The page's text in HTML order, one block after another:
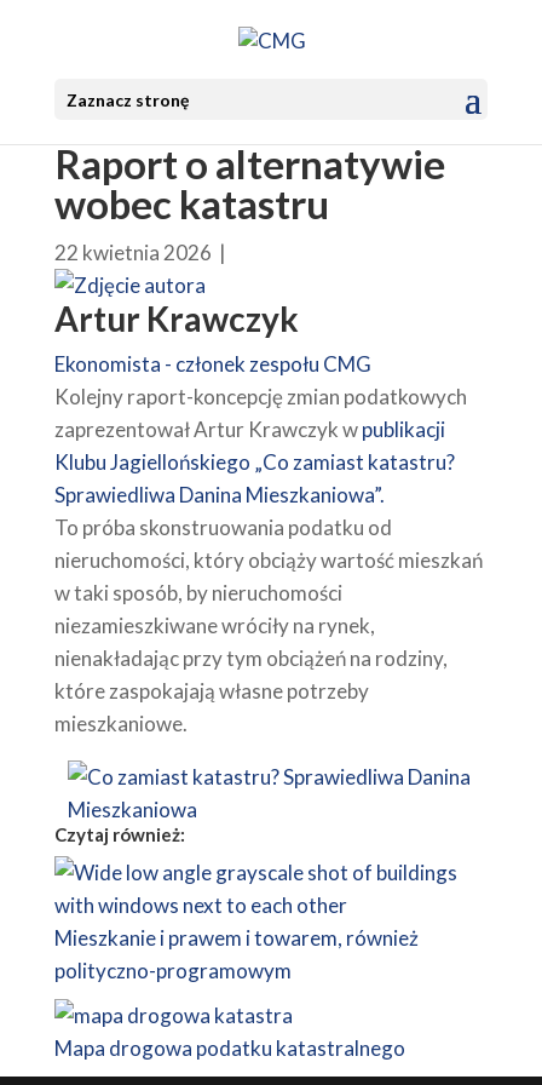
Zaznacz stronę
Raport o alternatywie
wobec katastru
22 kwietnia 2026 |
Artur Krawczyk
Ekonomista - członek zespołu CMG
Kolejny raport-koncepcję zmian podatkowych
zaprezentował Artur Krawczyk wpublikacji
Klubu Jagiellońskiego „Co zamiast katastru?
Sprawiedliwa Danina Mieszkaniowa”.
To próba skonstruowania podatku od
nieruchomości, który obciąży wartość mieszkań
w taki sposób, by nieruchomości
niezamieszkiwane wróciły na rynek,
nienakładając przy tym obciążeń na rodziny,
które zaspokajają własne potrzeby
mieszkaniowe.
Czytaj również:
Mieszkanie i prawem i towarem, również
polityczno-programowym
Mapa drogowa podatku katastralnego